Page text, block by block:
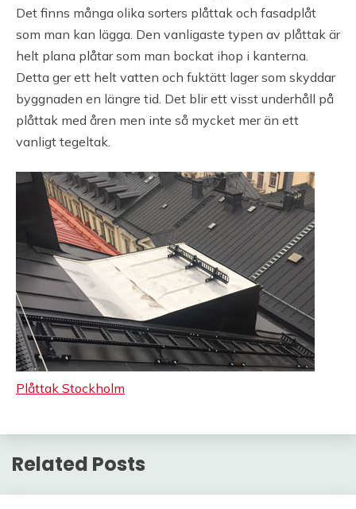
Det finns många olika sorters plåttak och fasadplåt
som man kan lägga. Den vanligaste typen av plåttak är
helt plana plåtar som man bockat ihop i kanterna.
Detta ger ett helt vatten och fuktätt lager som skyddar
byggnaden en längre tid. Det blir ett visst underhåll på
plåttak med åren men inte så mycket mer än ett
vanligt tegeltak.
Plåttak Stockholm
Related Posts